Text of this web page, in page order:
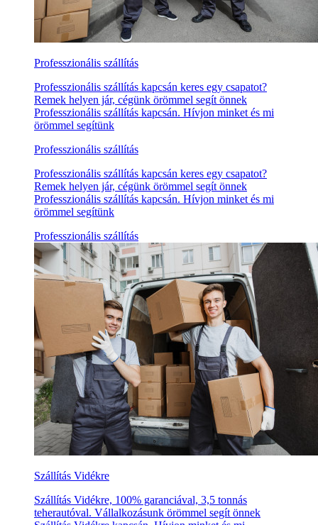
Professzionális szállítás
Professzionális szállítás kapcsán keres egy csapatot?
Remek helyen jár, cégünk örömmel segít önnek
Professzionális szállítás kapcsán. Hívjon minket és mi
örömmel segítünk
Professzionális szállítás
Professzionális szállítás kapcsán keres egy csapatot?
Remek helyen jár, cégünk örömmel segít önnek
Professzionális szállítás kapcsán. Hívjon minket és mi
örömmel segítünk
Professzionális szállítás
Szállítás Vidékre
Szállítás Vidékre, 100% garanciával, 3,5 tonnás
teherautóval. Vállalkozásunk örömmel segít önnek